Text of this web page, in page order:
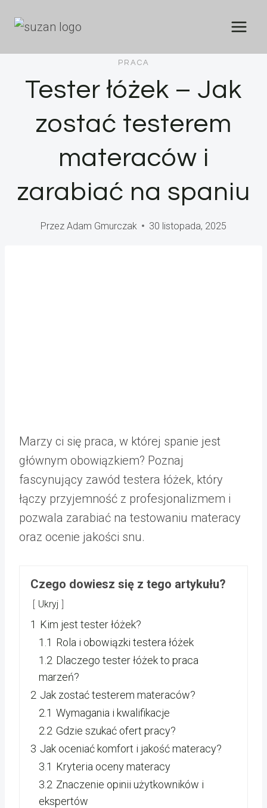
PRACA
Tester łóżek – Jak
zostać testerem
materaców i
zarabiać na spaniu
Przez Adam Gmurczak 30 listopada, 2025
Marzy ci się praca, w której spanie jest
głównym obowiązkiem? Poznaj
fascynujący zawód testera łóżek, który
łączy przyjemność z profesjonalizmem i
pozwala zarabiać na testowaniu materacy
oraz ocenie jakości snu.
Czego dowiesz się z tego artykułu?
Ukryj
1 Kim jest tester łóżek?
1.1 Rola i obowiązki testera łóżek
1.2 Dlaczego tester łóżek to praca
marzeń?
2 Jak zostać testerem materaców?
2.1 Wymagania i kwalifikacje
2.2 Gdzie szukać ofert pracy?
3 Jak oceniać komfort i jakość materacy?
3.1 Kryteria oceny materacy
3.2 Znaczenie opinii użytkowników i
ekspertów